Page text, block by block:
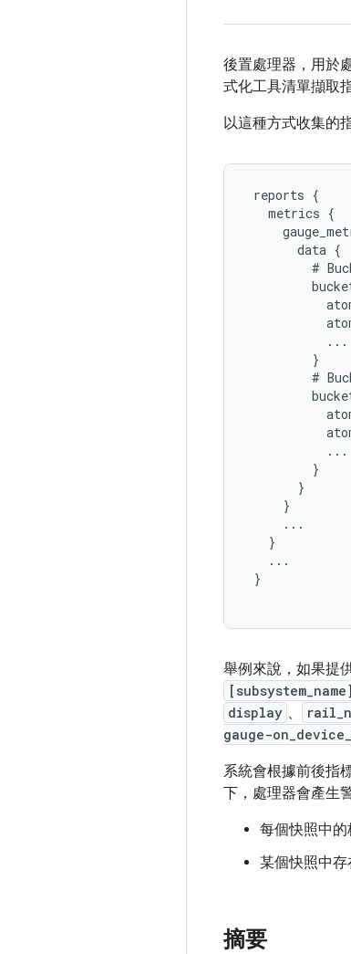
後置處理器，用於
式化工具清單擷取
以這種方式收集的
reports {
   metrics {
       data {
#
           ...
         }
#
           ...
         }
       }
     }
     ...
   }
   ...
}
舉例來說，如果提
display 、
gauge-
系統會根據前後指
下，處理器會產生
每個快照中
某個快照中
摘要